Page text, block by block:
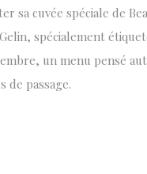
sa cuvée spéciale de
spécialement
un menu pensé
de passage.